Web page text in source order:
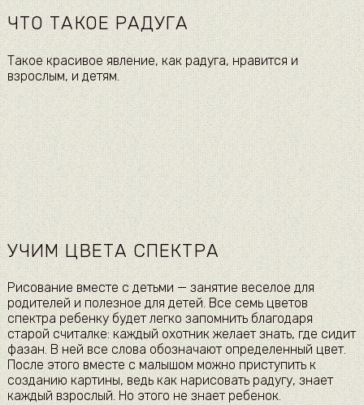
ЧТО ТАКОЕ РАДУГА
Такое красивое явление, как радуга, нравится и
взрослым, и детям.
УЧИМ ЦВЕТА СПЕКТРА
Рисование вместе с детьми — занятие веселое для
родителей и полезное для детей. Все семь цветов
спектра ребенку будет легко запомнить благодаря
старой считалке: каждый охотник желает знать, где сидит
фазан. В ней все слова обозначают определенный цвет.
После этого вместе с малышом можно приступить к
созданию картины, ведь как нарисовать радугу, знает
каждый взрослый. Но этого не знает ребенок.